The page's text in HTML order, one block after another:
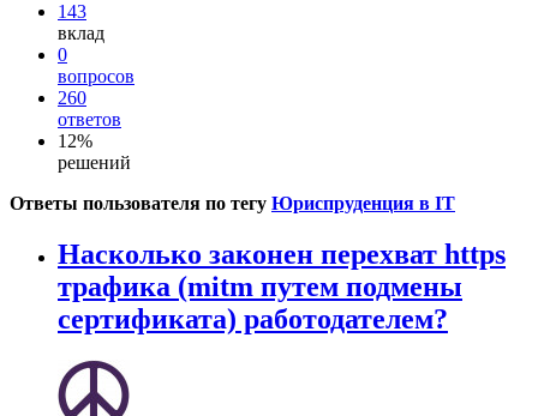
143
вклад
0
вопросов
260
ответов
12%
решений
Ответы пользователя по тегу Юриспруденция в IT
Насколько законен перехват https
трафика (mitm путем подмены
сертификата) работодателем?